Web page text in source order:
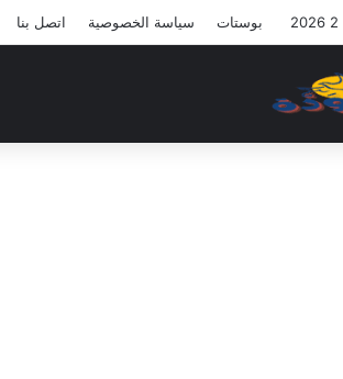
بوستات سياسة الخصوصية اتصل بنا